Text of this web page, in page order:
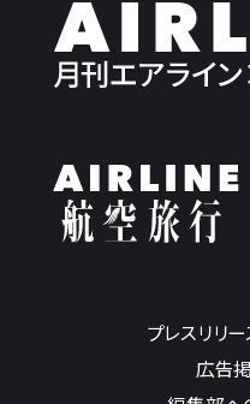
プレスリリ
広告